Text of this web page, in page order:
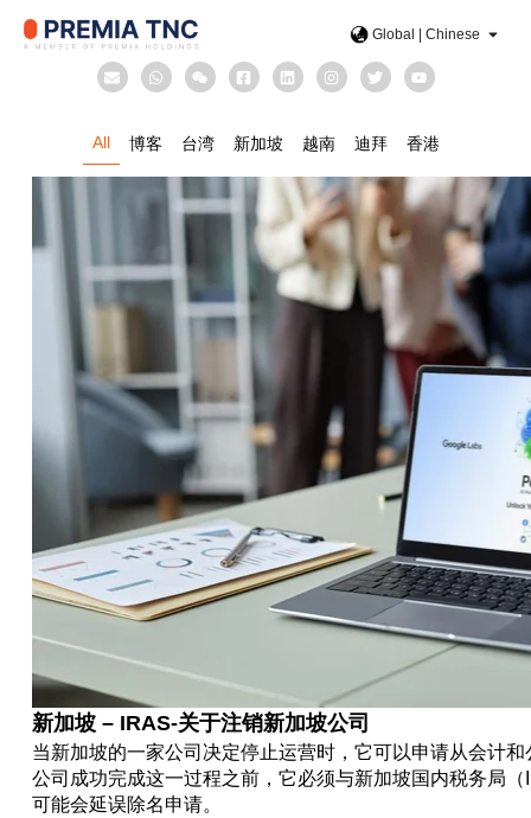
Global | Chinese
博客 台湾 新加坡 越南 迪拜 香港
All
新加坡 – IRAS-关于注销新加坡公司
当新加坡的一家公司决定停止运营时，它可以申请从会计
公司成功完成这一过程之前，它必须与新加坡国内税务局
可能会延误除名申请。